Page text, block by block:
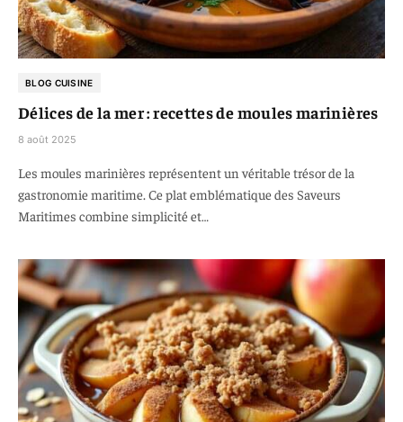
BLOG CUISINE
Délices de la mer : recettes de moules marinières
8 août 2025
Les moules marinières représentent un véritable trésor de la
gastronomie maritime. Ce plat emblématique des Saveurs
Maritimes combine simplicité et…